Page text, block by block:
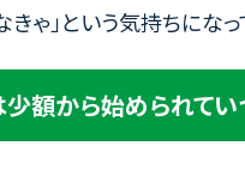
きゃ」という気持ちにな
少額から始められて